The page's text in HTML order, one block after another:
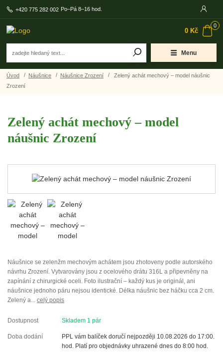
Menu
+420 775 282 002 Po–Pá 8–16 hod.
0
0 Kč
Úvod Náušnice Náušnice Zrození
Zelený achát mechový – model náušnic
Zrození
Zelený achát mechový – model
náušnic Zrození
Náušnice se zelenžm mechovým achátem jsou zhotoveny podle autorského
návrhu Zrození. Vytvarovány jsou z ocelového drátu 316L a připevněny na
zapínání z chirurgické oceli. Foto ilustrační – každý kus je originál, ani
náušnice jednoho páru nejsou identické. Délka náušnic bez háčku cca 2 cm.
Zelený a... celý popis
Dostupnost Skladem 1 pár
Doba dodání
PPL vám balíček doručí nejpozději 10.08.2026 do 17:00.
hod. Platí pro objednávky uhrazené dnes do 8:00 hod.